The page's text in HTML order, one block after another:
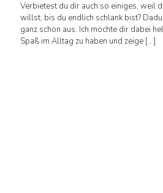
Verbietest du dir auch so einiges, weil
willst, bis du endlich schlank bist?
ganz schön aus. Ich möchte dir dabei
Spaß im Alltag zu haben und zeige […]